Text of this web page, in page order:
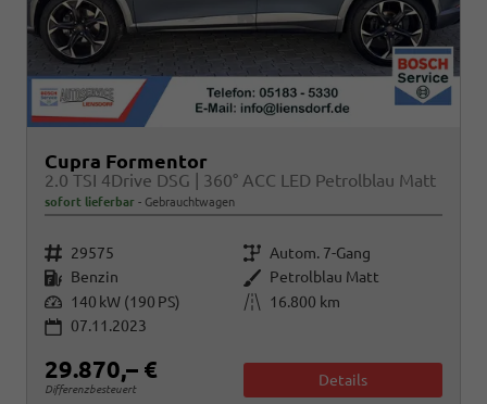
Cupra Formentor
2.0 TSI 4Drive DSG | 360° ACC LED Petrolblau Matt
sofort lieferbar Gebrauchtwagen
Fahrzeugnr. 29575 Getriebe Autom. 7-Gang
Kraftstoff Benzin Außenfarbe Petrolblau Matt
Leistung 140 kW (190 PS) Kilometerstand
16.800 km
07.11.2023
29.870,– €
Differenzbesteuert
Details